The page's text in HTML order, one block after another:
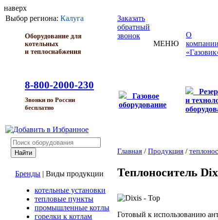
наверх
Выбор региона: Калуга
Оборудование для
котельных
и теплоснабжения
8-800-2000-230
Звонки по России
бесплатно
Заказать
обратный
звонок
МЕНЮ
О
Газовое
оборудование
и
Бренды | Виды продукции
котельные установки
тепловые пункты
промышленные котлы
горелки к котлам
Главная / Продукция /
Теплоноситель
Готовый к использованию